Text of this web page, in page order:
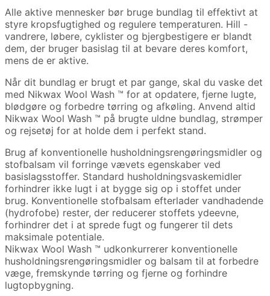
Alle aktive mennesker bør bruge bundlag til effektivt at
styre kropsfugtighed og regulere temperaturen. Hill -
vandrere, løbere, cyklister og bjergbestigere er blandt
dem, der bruger basislag til at bevare deres komfort,
mens de er aktive.
Når dit bundlag er brugt et par gange, skal du vaske det
med Nikwax Wool Wash ™ for at opdatere, fjerne lugte,
blødgøre og forbedre tørring og afkøling. Anvend altid
Nikwax Wool Wash ™ på brugte uldne bundlag, strømper
og rejsetøj for at holde dem i perfekt stand.
Brug af konventionelle husholdningsrengøringsmidler og
stofbalsam vil forringe vævets egenskaber ved
basislagsstoffer. Standard husholdningsvaskemidler
forhindrer ikke lugt i at bygge sig op i stoffet under
brug. Konventionelle stofbalsam efterlader vandhadende
(hydrofobe) rester, der reducerer stoffets ydeevne,
forhindrer det i at sprede fugt og fungerer til dets
maksimale potentiale.
Nikwax Wool Wash ™ udkonkurrerer konventionelle
husholdningsrengøringsmidler og balsam til at forbedre
væge, fremskynde tørring og fjerne og forhindre
lugtopbygning.